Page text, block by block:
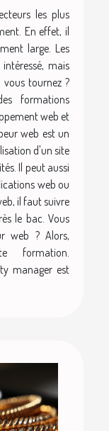
les plus
En effet, il
large. Les
mais
tournez ?
formations
web et
web est un
d'un site
Il peut aussi
web ou
il faut suivre
le bac. Vous
web ? Alors,
formation.
manager est